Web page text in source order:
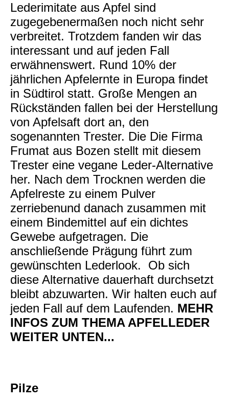
Lederimitate aus Apfel sind
zugegebenermaßen noch nicht sehr
verbreitet. Trotzdem fanden wir das
interessant und auf jeden Fall
erwähnenswert. Rund 10% der
jährlichen Apfelernte in Europa findet
in Südtirol statt. Große Mengen an
Rückständen fallen bei der Herstellung
von Apfelsaft dort an, den
sogenannten Trester. Die Die Firma
Frumat aus Bozen stellt mit diesem
Trester eine vegane Leder-Alternative
her. Nach dem Trocknen werden die
Apfelreste zu einem Pulver
zerriebenund danach zusammen mit
einem Bindemittel auf ein dichtes
Gewebe aufgetragen. Die
anschließende Prägung führt zum
gewünschten Lederlook. Ob sich
diese Alternative dauerhaft durchsetzt
bleibt abzuwarten. Wir halten euch auf
jeden Fall auf dem Laufenden. MEHR
INFOS ZUM THEMA APFELLEDER
WEITER UNTEN...
Pilze